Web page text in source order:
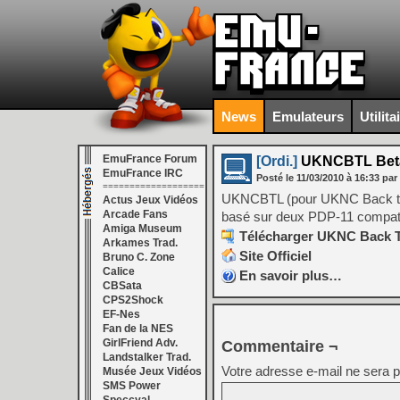
News Emulateurs
EmuFrance Forum
EmuFrance IRC
===================
Actus Jeux Vidéos
Arcade Fans
Amiga Museum
Arkames Trad.
Bruno C. Zone
Calice
CBSata
CPS2Shock
EF-Nes
Fan de la NES
GirlFriend Adv.
Landstalker Trad.
Musée Jeux Vidéos
SMS Power
[Ordi.] UKNCBTL
Posté le 11/03/2010 à 16:33 par
UKNCBTL (pour UKNC Back
basé sur deux PDP-11
Télécharger UKNC Back
Site Officiel
En savoir plus…
Commentaire ¬
Votre adresse e-mail ne sera